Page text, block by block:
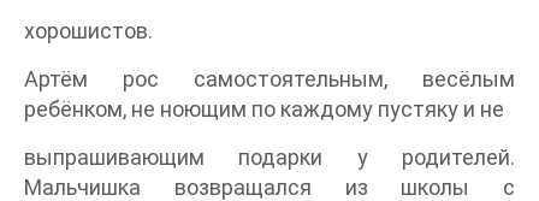
хорошистов.
Артём рос самостоятельным, весёлым
ребёнком, не ноющим по каждому пустяку и не
выпрашивающим подарки у родителей.
Мальчишка возвращался из школы с